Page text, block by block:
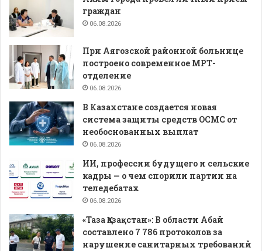
граждан
06.08.2026
При Аягозской районной больнице
построено современное МРТ-
отделение
06.08.2026
В Казахстане создается новая
система защиты средств ОСМС от
необоснованных выплат
06.08.2026
ИИ, профессии будущего и сельские
кадры — о чем спорили партии на
теледебатах
06.08.2026
«Таза Қазақстан»: В области Абай
составлено 7 786 протоколов за
нарушение санитарных требований